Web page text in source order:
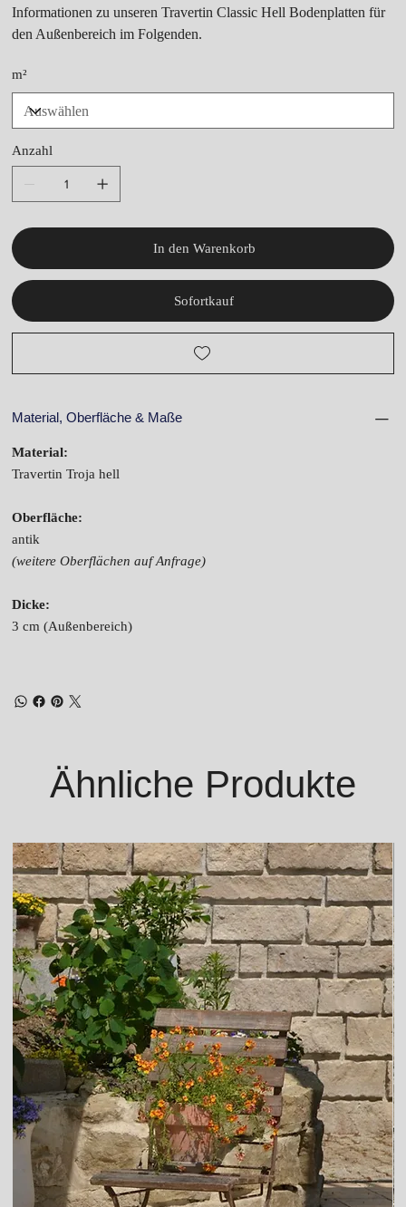
Informationen zu unseren Travertin Classic Hell Bodenplatten für
den Außenbereich im Folgenden.
m²
Anzahl
In den Warenkorb
Sofortkauf
Material, Oberfläche & Maße
Material:
Travertin Troja hell
Oberfläche:
antik
(weitere Oberflächen auf Anfrage)
Dicke:
3 cm (Außenbereich)
Ähnliche Produkte